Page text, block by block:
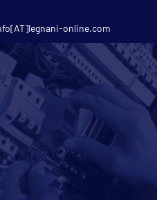
online.com